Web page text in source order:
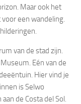
Maar ook het
een wandeling.
van de stad zijn.
Eén van de
Hier vind je
is Selwo
de Costa del Sol.